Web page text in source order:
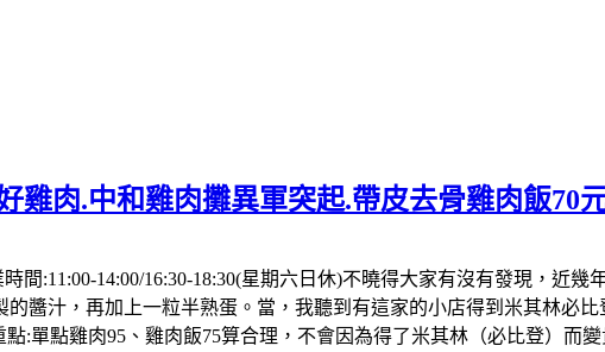
雞肉.中和雞肉攤異軍突起.帶皮去骨雞肉飯70
間:11:00-14:00/16:30-18:30(星期六日休)不曉得大家有沒有發現，近
醬汁，再加上一粒半熟蛋。當，我聽到有這家的小店得到米其林必
:單點雞肉95、雞肉飯75算合理，不會因為得了米其林（必比登）而